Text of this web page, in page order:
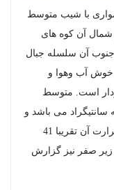
با شیب متوسط
آن کوه های
جنوب آن سلسله جبال
آب وهوا و
است. متوسط
12درجه سانتیگراد می باشد و
این در حالی است که حداکثر مطلق درجه حرارت آن تقریبا 41
و حداقل مطلق آن 25 درجه زیر صفر نیز گزارش